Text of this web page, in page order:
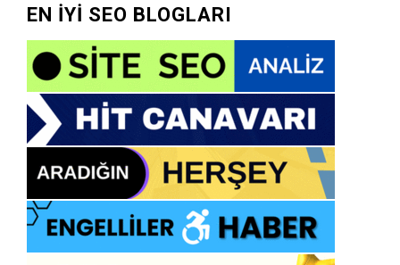
EN İYİ SEO BLOGLARI